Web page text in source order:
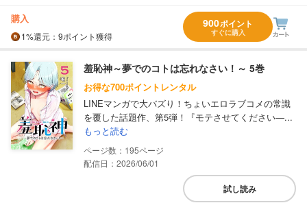
購入
1%還元 ：9ポイント獲得
900ポイント
すぐに購入
羞恥神～夢でのコトは忘れなさい！～ 5巻
お得な700ポイントレンタル
LINEマンガで大バズり！ちょいエロラブコメの常識
を覆した話題作、第5弾！『モテさせてください―...
もっと読む
195
配信日：2026/06/01
試し読み